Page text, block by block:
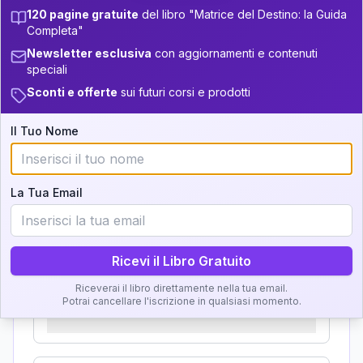
13.5-14 +6 10
18.5-19 +3 8
33.5-34
34-36
37.5-38.5
38.5-39
Zone della Matrice:
Analisi, Significato e
GRATIS
Zona del Ritratto
Importanza:
Karma Genitore-Figlio
120 pagine gratuite del libro "Matrice del Destino: la Guida
Completa"
Newsletter esclusiva con aggiornamenti e contenuti
speciali
Sconti e offerte sui futuri corsi e prodotti
Il Tuo Nome
La Tua Email
Ricevi il Libro Gratuito
Riceverai il libro direttamente nella tua email.
Potrai cancellare l'iscrizione in qualsiasi momento.